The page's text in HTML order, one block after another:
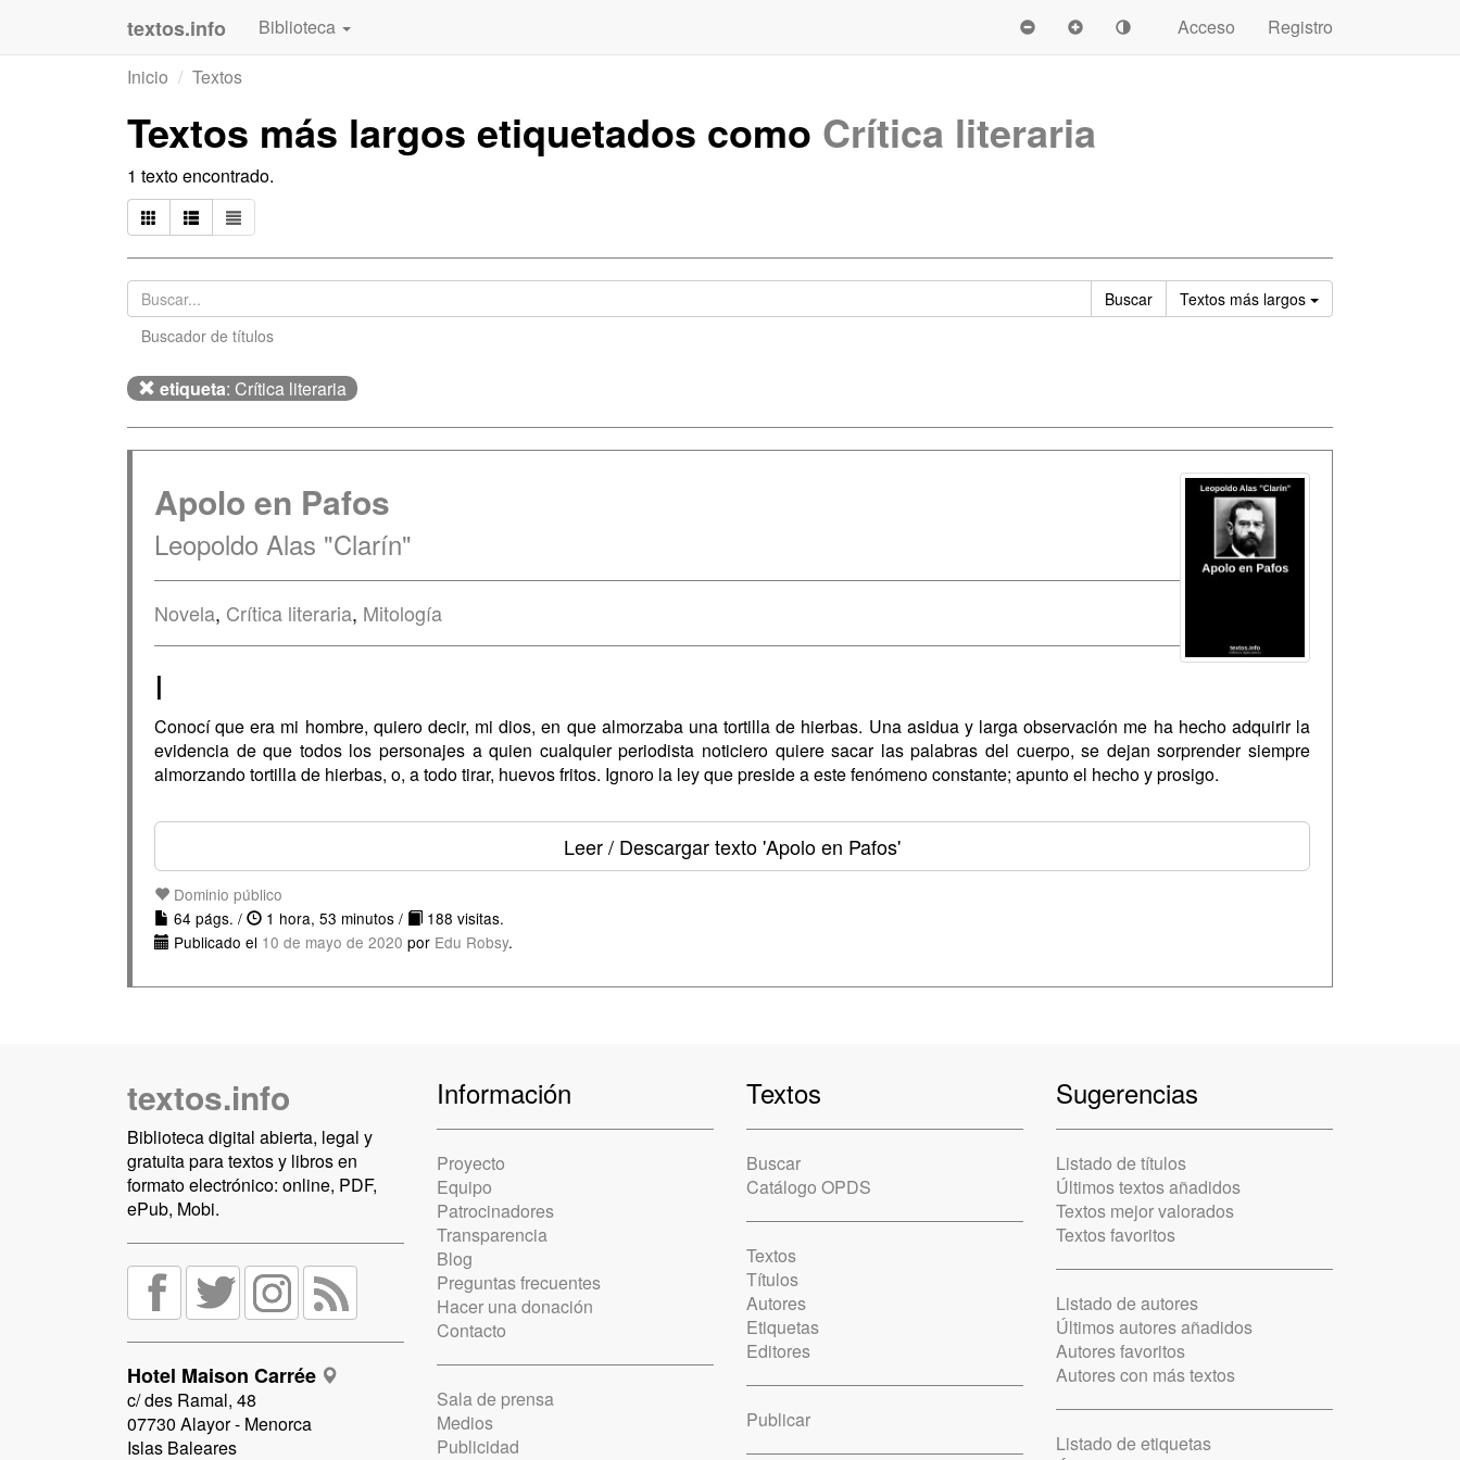
textos.info Biblioteca Acceso
Registro
Inicio
Textos
Textos más largos etiquetados como Crítica literaria
1 texto encontrado.
Buscar Textos más largos Ordenar
Buscador de títulos
etiqueta: Crítica literaria
Apolo en Pafos
Leopoldo Alas "Clarín"
Novela, Crítica literaria, Mitología
I
Conocí que era mi hombre, quiero decir, mi dios, en que almorzaba una tortilla de hierbas. Una asidua y larga observación me ha hecho adquirir la
evidencia de que todos los personajes a quien cualquier periodista noticiero quiere sacar las palabras del cuerpo, se dejan sorprender siempre
almorzando tortilla de hierbas, o, a todo tirar, huevos fritos. Ignoro la ley que preside a este fenómeno constante; apunto el hecho y prosigo.
Leer / Descargar texto'Apolo en Pafos'
Dominio público
64 págs. /
1 hora, 53 minutos /
188 visitas.
Publicado el 10 de mayo de 2020 por Edu Robsy.
textos.info
Biblioteca digital abierta, legal y
gratuita para textos y libros en
formato electrónico: online, PDF,
ePub, Mobi.
Hotel Maison Carrée
c/ des Ramal, 48
07730 Alayor - Menorca
Islas Baleares
Información
Proyecto
Equipo
Patrocinadores
Transparencia
Blog
Preguntas frecuentes
Hacer una donación
Contacto
Sala de prensa
Medios
Publicidad
Textos
Buscar
Catálogo OPDS
Textos
Títulos
Autores
Etiquetas
Editores
Publicar
Sugerencias
Listado de títulos
Últimos textos añadidos
Textos mejor valorados
Textos favoritos
Listado de autores
Últimos autores añadidos
Autores favoritos
Autores con más textos
Listado de etiquetas